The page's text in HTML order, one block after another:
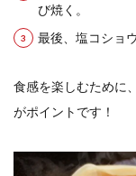
び焼く。
最後、塩コショ
食感を楽しむために
がポイントです！